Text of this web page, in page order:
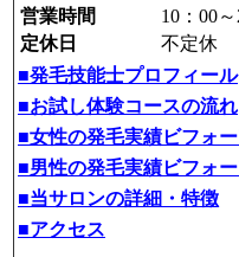
営業時間
10：00
定休日
不定休
■発毛技能士プロフィール
■お試し体験コースの流れ
■女性の発毛実績ビフォ
■男性の発毛実績ビフォ
■当サロンの詳細・特徴
■アクセス